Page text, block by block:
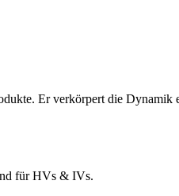
Er verkörpert die Dynamik
für HVs & IVs.